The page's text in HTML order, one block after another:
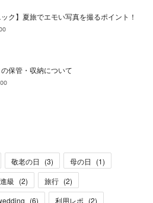
ック】夏旅でエモい写真を撮るポイント！
保管・収納について
敬老の日 (3) 母の日 (1)
級 (2) 旅行 (2)
(6) 利用レポ (2)